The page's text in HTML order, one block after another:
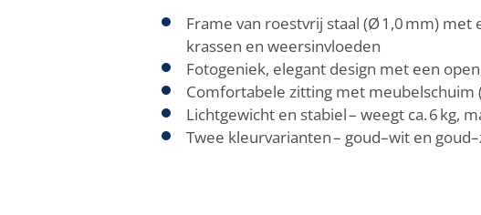
Frame van roestvrij staal (Ø 1,0 mm)
krassen en weersinvloeden
Fotogeniek, elegant design met een
Comfortabele zitting met meubelschuim
Lichtgewicht en stabiel – weegt ca. 6 kg,
Twee kleurvarianten – goud–wit en